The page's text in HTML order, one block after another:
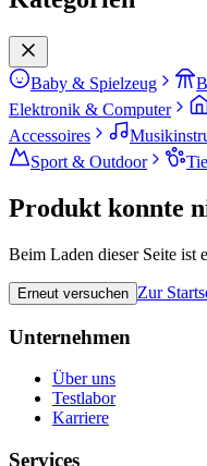
Baby & Spielzeug
Elektronik & Computer
Accessoires
Sport & Outdoor
Produkt konnte
Beim Laden dieser Seite ist
Erneut versuchen Zur
Unternehmen
Über uns
Testlabor
Karriere
Services